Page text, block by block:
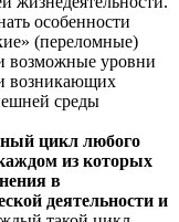
особенности
(переломные)
возможные уровни
возникающих
среды
цикл любого
из которых
в
деятельности и